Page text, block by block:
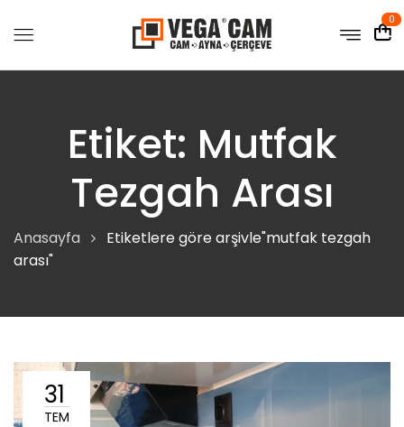
0
Etiket: Mutfak
Tezgah Arası
Anasayfa
Etiketlere göre arşivle"mutfak tezgah
arası"
31
TEM